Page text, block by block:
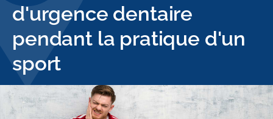
d'urgence dentaire
pendant la pratique d'un
sport